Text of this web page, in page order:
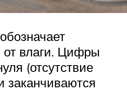
влаги. Цифры
(отсутствие
заканчиваются